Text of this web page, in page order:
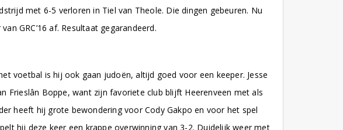
met 6-5 verloren in Tiel van Theole. Die dingen gebeuren. Nu
GRC’16 af. Resultaat gegarandeerd.
voetbal is hij ook gaan judoën, altijd goed voor een keeper. Jesse
Frieslân Boppe, want zijn favoriete club blijft Heerenveen met als
heeft hij grote bewondering voor Cody Gakpo en voor het spel
hij deze keer een krappe overwinning van 3-2. Duidelijk weer met